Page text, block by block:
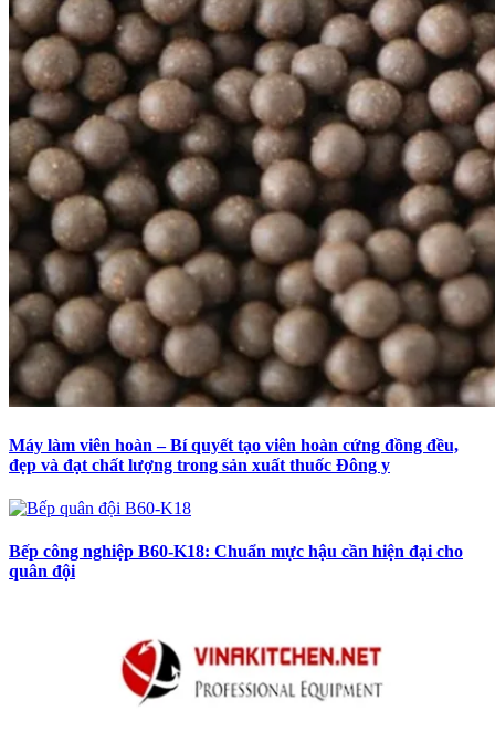
Máy làm viên hoàn – Bí quyết tạo viên hoàn cứng đồng đều,
đẹp và đạt chất lượng trong sản xuất thuốc Đông y
Bếp công nghiệp B60-K18: Chuẩn mực hậu cần hiện đại cho
quân đội